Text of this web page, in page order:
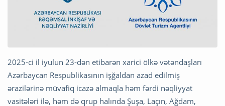
2025-ci il iyulun 23-dən etibarən xarici ölkə vətəndaşları
Azərbaycan Respublikasının işğaldan azad edilmiş
ərazilərinə müvafiq icazə almaqla həm fərdi nəqliyyat
vasitələri ilə, həm də qrup halında Şuşa, Laçın, Ağdam,